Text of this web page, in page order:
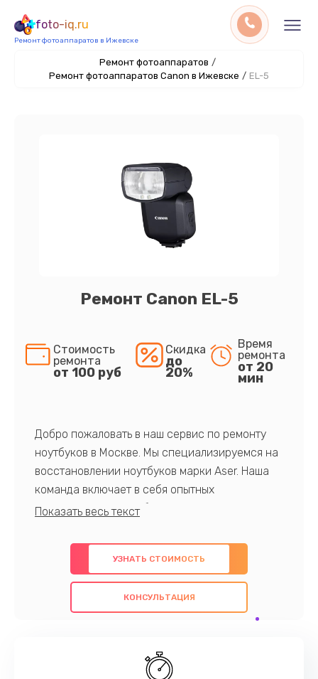
foto-iq.ru
Ремонт фотоаппаратов в Ижевске
Ремонт фотоаппаратов /
Ремонт фотоаппаратов Canon в Ижевске / EL-5
Ремонт Canon EL-5
Стоимость
ремонта
от 100 руб
Скидка
до
20%
Время
ремонта
от 20
мин
Добро пожаловать в наш сервис по ремонту
ноутбуков в Москве. Мы специализируемся на
восстановлении ноутбуков марки Aser. Наша
команда включает в себя опытных
профессионалов с обширными знаниями и
предлагаем быстрый и качественный ремонт с
использованием оригинальных компонентов, а
также гарантируем качество всех
проведенных работ. Наша цель - предоставить
наилучшим образом. Не медлите записаться на
УЗНАТЬ СТОИМОСТЬ
КОНСУЛЬТАЦИЯ